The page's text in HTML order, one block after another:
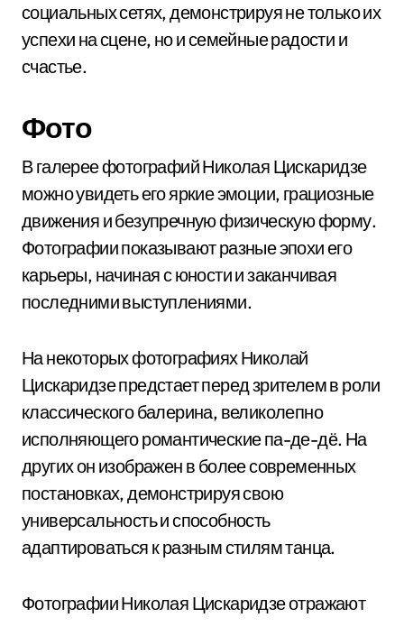
социальных сетях, демонстрируя не только их
успехи на сцене, но и семейные радости и
счастье.
Фото
В галерее фотографий Николая Цискаридзе
можно увидеть его яркие эмоции, грациозные
движения и безупречную физическую форму.
Фотографии показывают разные эпохи его
карьеры, начиная с юности и заканчивая
последними выступлениями.
На некоторых фотографиях Николай
Цискаридзе предстает перед зрителем в роли
классического балерина, великолепно
исполняющего романтические па-де-дё. На
других он изображен в более современных
постановках, демонстрируя свою
универсальность и способность
адаптироваться к разным стилям танца.
Фотографии Николая Цискаридзе отражают